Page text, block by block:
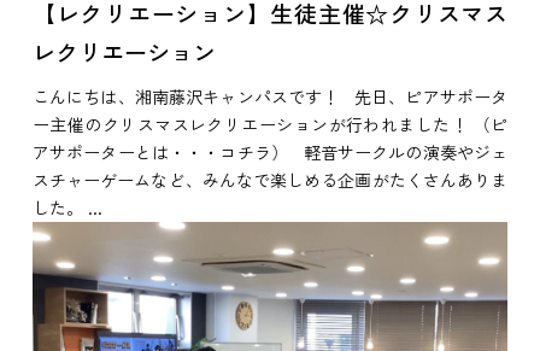
【レクリエーション】生徒主催☆クリスマス
レクリエーション
こんにちは、湘南藤沢キャンパスです！ 先日、ピアサポータ
ー主催のクリスマスレクリエーションが行われました！ （ピ
アサポーターとは・・・コチラ） 軽音サークルの演奏やジェ
スチャーゲームなど、みんなで楽しめる企画がたくさんありま
した。 ...